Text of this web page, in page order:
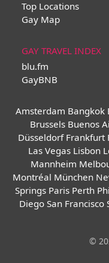
Top Locations
Gay Map
GAY TRAVEL INDEX
blu.fm
GayBNB
Amsterdam Bangkok
Brussels Buenos
Düsseldorf Frankfurt
Las Vegas Lisbon
Mannheim
Montréal München
Springs Paris Perth
Diego San Francisco
©